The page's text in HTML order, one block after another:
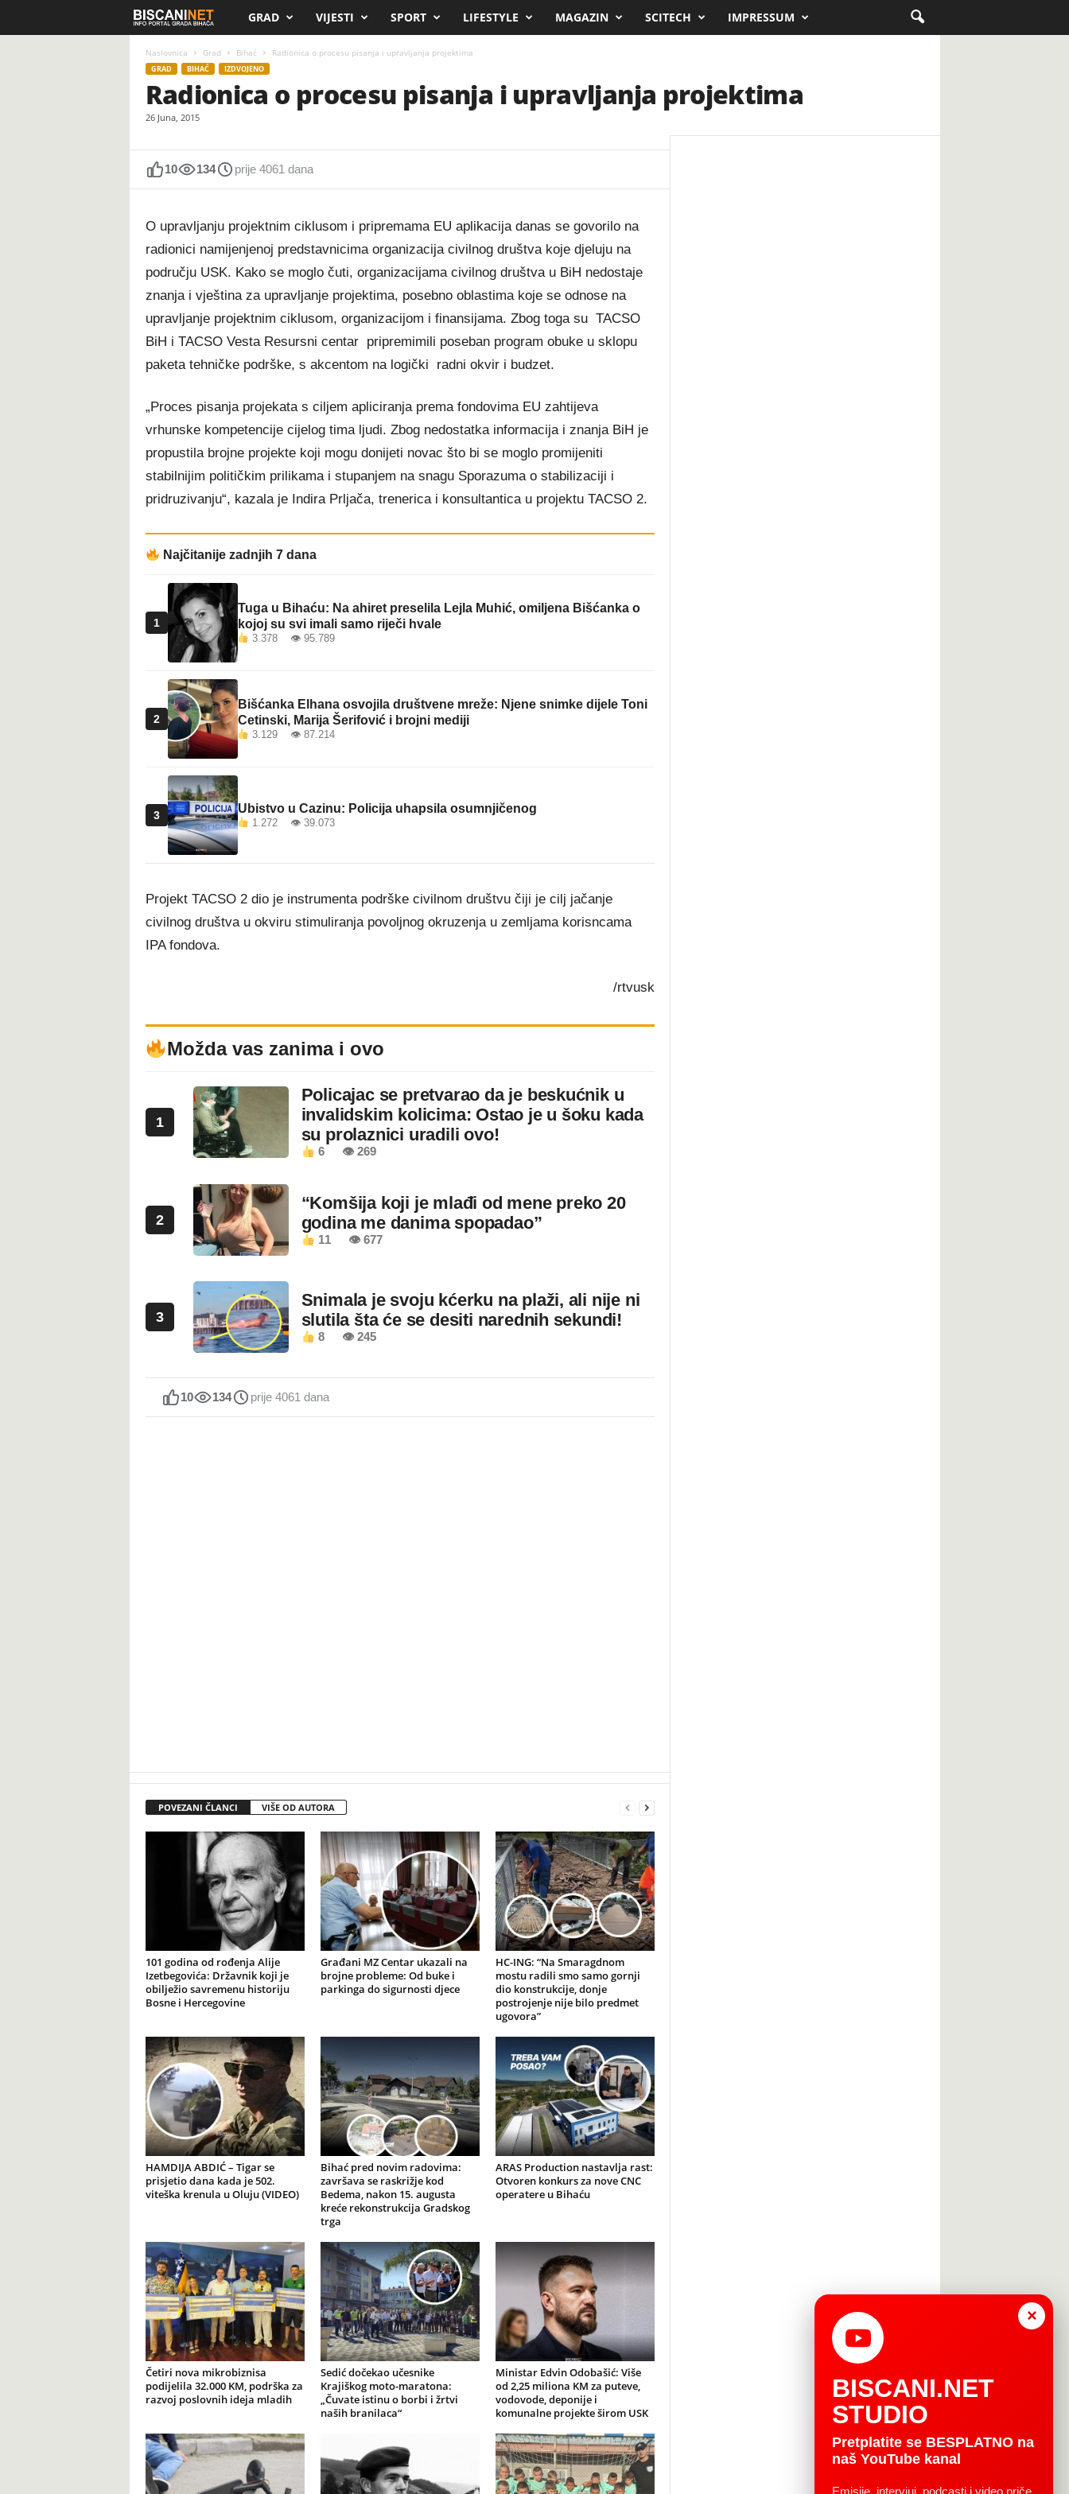
i
s
n
i
n
t
GRAD VIJESTI SPORT LIFESTYLE MAGAZIN SCITECH IMPRESSUM
Naslovnica Grad Bihać Radionica o procesu pisanja i upravljanja projektima
GRAD BIHAĆ IZDVOJENO
Radionica o procesu pisanja i upravljanja projektima
26 Juna, 2015
10 134 prije 4061 dana
O upravljanju projektnim ciklusom i pripremama EU aplikacija danas se govorilo na
radionici namijenjenoj predstavnicima organizacija civilnog društva koje djeluju na
području USK. Kako se moglo čuti, organizacijama civilnog društva u BiH nedostaje
znanja i vještina za upravljanje projektima, posebno oblastima koje se odnose na
upravljanje projektnim ciklusom, organizacijom i finansijama. Zbog toga su TACSO
BiH i TACSO Vesta Resursni centar pripremimili poseban program obuke u sklopu
paketa tehničke podrške, s akcentom na logički radni okvir i budzet.
„Proces pisanja projekata s ciljem apliciranja prema fondovima EU zahtijeva
vrhunske kompetencije cijelog tima ljudi. Zbog nedostatka informacija i znanja BiH je
propustila brojne projekte koji mogu donijeti novac što bi se moglo promijeniti
stabilnijim političkim prilikama i stupanjem na snagu Sporazuma o stabilizaciji i
pridruzivanju“, kazala je Indira Prljača, trenerica i konsultantica u projektu TACSO 2.
Najčitanije zadnjih 7 dana
1
Tuga u Bihaću: Na ahiret preselila Lejla Muhić, omiljena Bišćanka o
kojoj su svi imali samo riječi hvale
3.378 👁 95.789
2
Bišćanka Elhana osvojila društvene mreže: Njene snimke dijele Toni
Cetinski, Marija Šerifović i brojni mediji
3.129 👁 87.214
3 Ubistvo u Cazinu: Policija uhapsila osumnjičenog
1.272 👁 39.073
Projekt TACSO 2 dio je instrumenta podrške civilnom društvu čiji je cilj jačanje
civilnog društva u okviru stimuliranja povoljnog okruzenja u zemljama korisncama
IPA fondova.
/rtvusk
Možda vas zanima i ovo
1
Policajac se pretvarao da je beskućnik u
invalidskim kolicima: Ostao je u šoku kada
su prolaznici uradili ovo!
6 👁 269
2
“Komšija koji je mlađi od mene preko 20
godina me danima spopadao”
11 👁 677
3
Snimala je svoju kćerku na plaži, ali nije ni
slutila šta će se desiti narednih sekundi!
8 👁 245
10 134 prije 4061 dana
POVEZANI ČLANCI VIŠE OD AUTORA
101 godina od rođenja Alije
Izetbegovića: Državnik koji je
obilježio savremenu historiju
Bosne i Hercegovine
Građani MZ Centar ukazali na
brojne probleme: Od buke i
parkinga do sigurnosti djece
HC-ING: “Na Smaragdnom
mostu radili smo samo gornji
dio konstrukcije, donje
postrojenje nije bilo predmet
ugovora”
HAMDIJA ABDIĆ – Tigar se
prisjetio dana kada je 502.
viteška krenula u Oluju (VIDEO)
Bihać pred novim radovima:
završava se raskrižje kod
Bedema, nakon 15. augusta
kreće rekonstrukcija Gradskog
trga
ARAS Production nastavlja rast:
Otvoren konkurs za nove CNC
operatere u Bihaću
Četiri nova mikrobiznisa
podijelila 32.000 KM, podrška za
razvoj poslovnih ideja mladih
Sedić dočekao učesnike
Krajiškog moto-maratona:
„Čuvate istinu o borbi i žrtvi
naših branilaca“
Ministar Edvin Odobašić: Više
od 2,25 miliona KM za puteve,
vodovode, deponije i
komunalne projekte širom USK
×
BISCANI.NET
STUDIO
Pretplatite se BESPLATNO na
naš YouTube kanal
Emisije, intervjui, podcasti i video priče